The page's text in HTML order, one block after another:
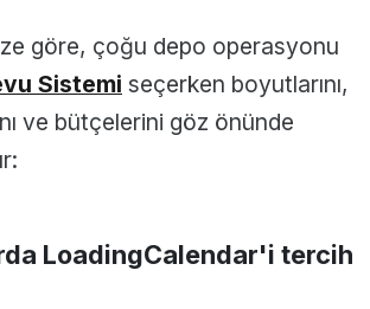
göre, çoğu depo operasyonu
Sistemi seçerken boyutlarını,
ve bütçelerini göz önünde
LoadingCalendar'i tercih